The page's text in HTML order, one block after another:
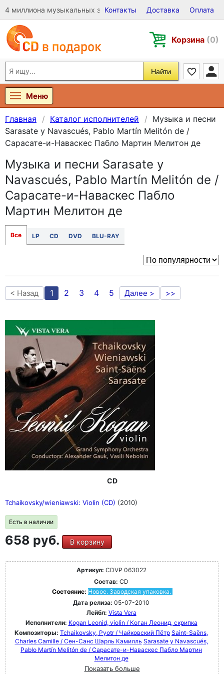
4 миллиона музыкальных записей на Виниле, CD и DVD
Контакты Доставка Оплата
Корзина (0)
Найти
Меню
Главная Каталог исполнителей
Музыка и песни
Sarasate y Navascués, Pablo Martín Melitón de /
Сарасате-и-Наваскес Пабло Мартин Мелитон де
Музыка и песни Sarasate y
Navascués, Pablo Martín Melitón de /
Сарасате-и-Наваскес Пабло
Мартин Мелитон де
Все LP CD DVD BLU-RAY
< Назад 1 2 3 4 5 Далее > >>
CD
Tchaikovsky/wieniawski: Violin (CD) (2010)
Есть в наличии
658 руб. В корзину
Артикул: CDVP 063022
Состав: CD
Состояние: Новое. Заводская упаковка.
Дата релиза: 05-07-2010
Лейбл: Vista Vera
Исполнители: Kogan Leonid, violin / Коган Леонид, скрипка
Композиторы: Tchaikovsky, Pyotr / Чайковский Пётр Saint-Saëns,
Charles Camille / Сен-Санс Шарль Камилль Sarasate y Navascués,
Pablo Martín Melitón de / Сарасате-и-Наваскес Пабло Мартин
Мелитон де
Показать больше